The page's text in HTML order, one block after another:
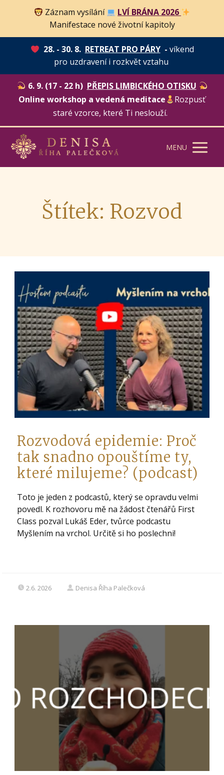
Záznam vysílání
LVÍ BRÁNA 2026
Manifestace nové životní kapitoly
28. - 30. 8. RETREAT PRO PÁRY- víkend
pro uzdravení i rozkvět vztahu
6. 9. (17 - 22 h) PŘEPIS LIMBICKÉHO OTISKU
Online workshop a vedená meditace
Rozpusť
staré vzorce, které Ti neslouží.
MENU
Štítek: Rozvod
Rozvodová epidemie: Proč
tak snadno opouštíme ty,
které milujeme? (podcast)
Toto je jeden z podcastů, který se opravdu velmi
povedl. K rozhovoru mě na žádost čtenářů First
Class pozval Lukáš Eder, tvůrce podcastu
Myšlením na vrchol. Určitě si ho poslechni!
2.6. 2026 Denisa Říha Palečková